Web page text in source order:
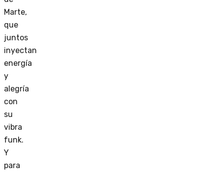
Marte,
que
juntos
inyectan
energía
y
alegría
con
su
vibra
funk.
Y
para